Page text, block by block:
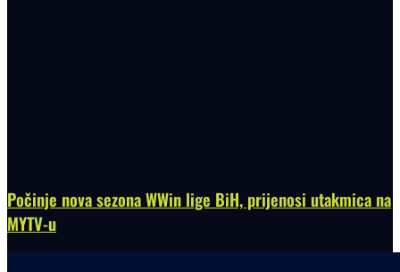
Počinje nova sezona WWin lige BiH, prijenosi utakmica na
MYTV-u